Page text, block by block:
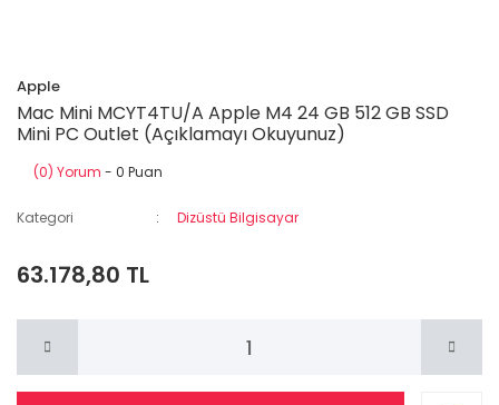
Apple
Mac Mini MCYT4TU/A Apple M4 24 GB 512 GB SSD
Mini PC Outlet (Açıklamayı Okuyunuz)
(0) Yorum - 0 Puan
Kategori Dizüstü Bilgisayar
63.178,80 TL